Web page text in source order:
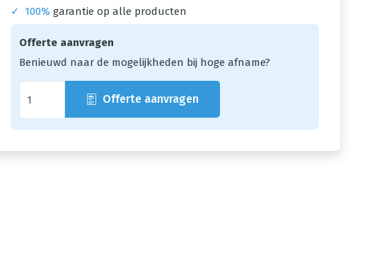
✓
100% garantie op alle producten
Offerte aanvragen
Benieuwd naar de mogelijkheden bij hoge afname?
Offerte aanvragen